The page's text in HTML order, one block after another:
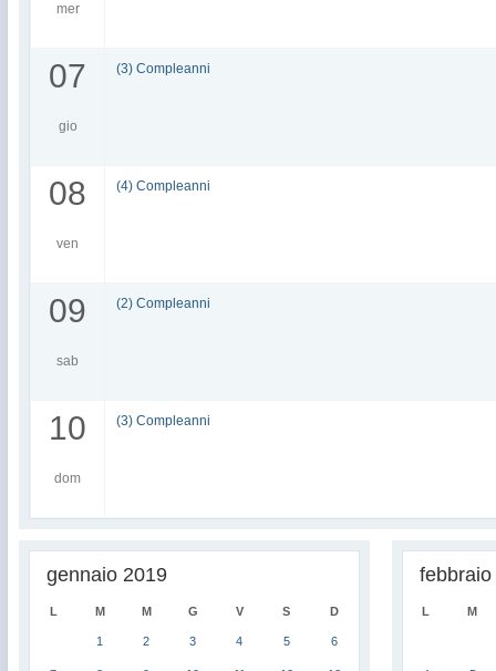
mer
07
gio
(3) Compleanni
08
ven
(4) Compleanni
09
sab
(2) Compleanni
10
dom
(3) Compleanni
gennaio 2019
L M M G V S D
1 2 3 4 5 6
febbraio
L M